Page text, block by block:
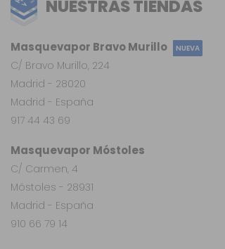
NUESTRAS TIENDAS
Masquevapor Móstoles
C/ Carmen, 4
Móstoles - 28931
Madrid - España
910 66 79 14
Masquevapor Bravo Murillo NUEVA
C/ Bravo Murillo, 224
Madrid - 28020
Madrid - España
917 44 43 69